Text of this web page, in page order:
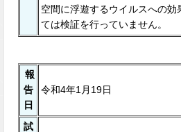
空間に浮遊するウイルスへの
ては検証を⾏っていません。
報
告
日
令和4年1月19日
試